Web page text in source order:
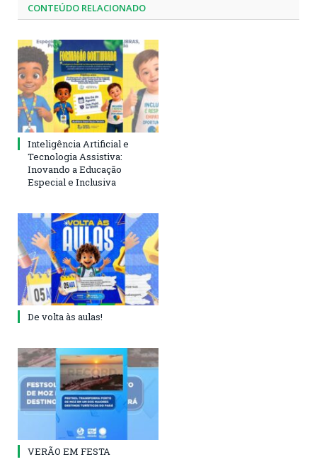
CONTEÚDO RELACIONADO
Inteligência Artificial e
Tecnologia Assistiva:
Inovando a Educação
Especial e Inclusiva
De volta às aulas!
VERÃO EM FESTA